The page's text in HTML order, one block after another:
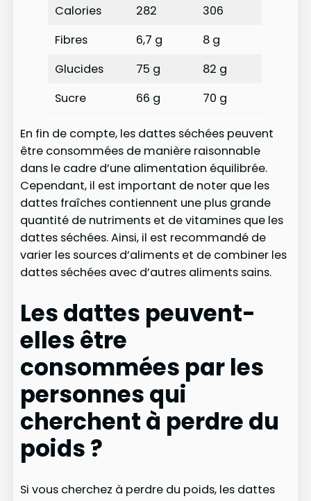
Calories
282
306
Fibres
6,7 g
8 g
Glucides
75 g
82 g
Sucre
66 g 70 g
En fin de compte, les dattes séchées peuvent
être consommées de manière raisonnable
dans le cadre d’une alimentation équilibrée.
Cependant, il est important de noter que les
dattes fraîches contiennent une plus grande
quantité de nutriments et de vitamines que les
dattes séchées. Ainsi, il est recommandé de
varier les sources d’aliments et de combiner les
dattes séchées avec d’autres aliments sains.
Les dattes peuvent-
elles être
consommées par les
personnes qui
cherchent à perdre du
poids ?
Si vous cherchez à perdre du poids, les dattes